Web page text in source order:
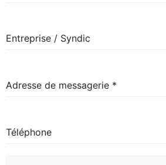
Entreprise / Syndic
Adresse de messagerie *
Téléphone